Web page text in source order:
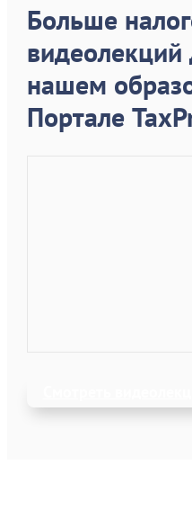
Больше
видеолекций
нашем
Портале